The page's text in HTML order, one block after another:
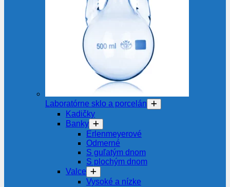
Laboratórne sklo a porcelán
Kadičky
Banky
Erlenmeyerové
Odmerné
S guľatým dnom
S plochým dnom
Valce
Vysoké a nízke